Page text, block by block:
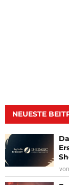
NEUESTE
von